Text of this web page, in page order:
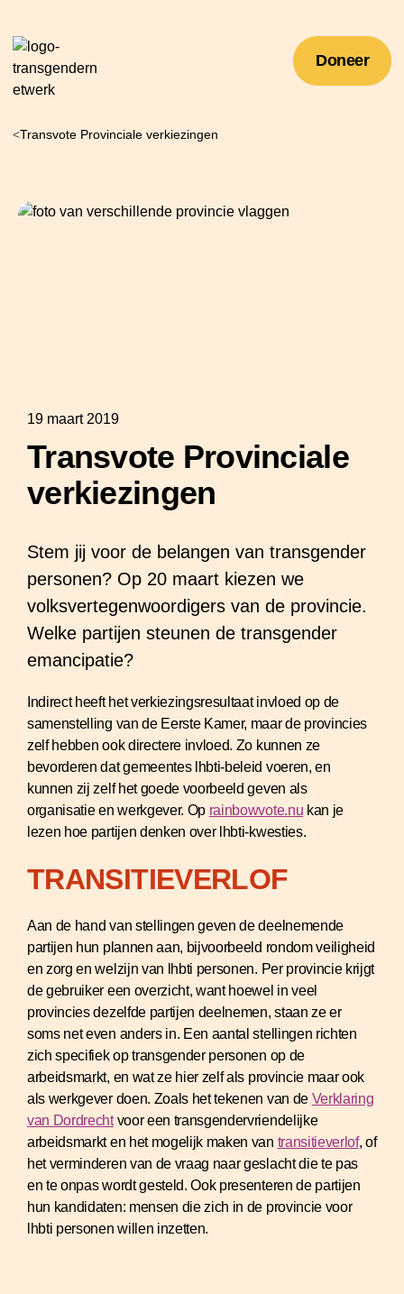
Doneer
<Transvote Provinciale verkiezingen
19 maart 2019
Transvote Provinciale
verkiezingen
Stem jij voor de belangen van transgender
personen? Op 20 maart kiezen we
volksvertegenwoordigers van de provincie.
Welke partijen steunen de transgender
emancipatie?
Indirect heeft het verkiezingsresultaat invloed op de
samenstelling van de Eerste Kamer, maar de provincies
zelf hebben ook directere invloed. Zo kunnen ze
bevorderen dat gemeentes lhbti-beleid voeren, en
kunnen zij zelf het goede voorbeeld geven als
organisatie en werkgever. Op rainbowvote.nu kan je
lezen hoe partijen denken over lhbti-kwesties.
TRANSITIEVERLOF
Aan de hand van stellingen geven de deelnemende
partijen hun plannen aan, bijvoorbeeld rondom veiligheid
en zorg en welzijn van lhbti personen. Per provincie krijgt
de gebruiker een overzicht, want hoewel in veel
provincies dezelfde partijen deelnemen, staan ze er
soms net even anders in. Een aantal stellingen richten
zich specifiek op transgender personen op de
arbeidsmarkt, en wat ze hier zelf als provincie maar ook
als werkgever doen. Zoals het tekenen van de Verklaring
van Dordrechtvoor een transgendervriendelijke
arbeidsmarkt en het mogelijk maken van transitieverlof, of
het verminderen van de vraag naar geslacht die te pas
en te onpas wordt gesteld. Ook presenteren de partijen
hun kandidaten: mensen die zich in de provincie voor
lhbti personen willen inzetten.